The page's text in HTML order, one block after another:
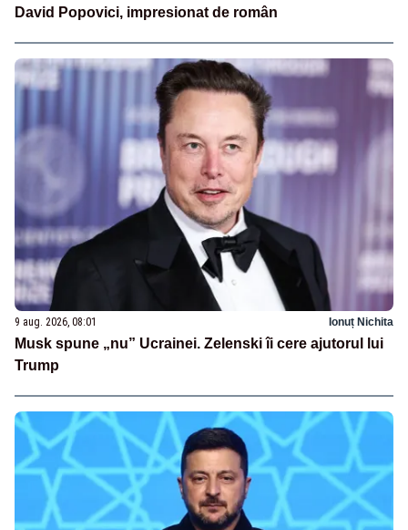
David Popovici, impresionat de român
9 aug. 2026, 08:01 Ionuț Nichita
Musk spune „nu” Ucrainei. Zelenski îi cere ajutorul lui
Trump